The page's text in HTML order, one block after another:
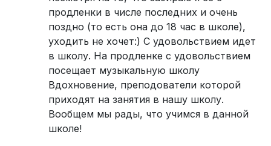
продленки в числе последних и очень
поздно (то есть она до 18 час в школе),
уходить не хочет:) С удовольствием идет
в школу. На продленке с удовольствием
посещает музыкальную школу
Вдохновение, преподователи которой
приходят на занятия в нашу школу.
Вообщем мы рады, что учимся в данной
школе!